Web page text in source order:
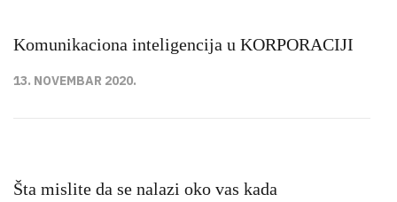
Komunikaciona inteligencija u KORPORACIJI
13. NOVEMBAR 2020.
Šta mislite da se nalazi oko vas kada